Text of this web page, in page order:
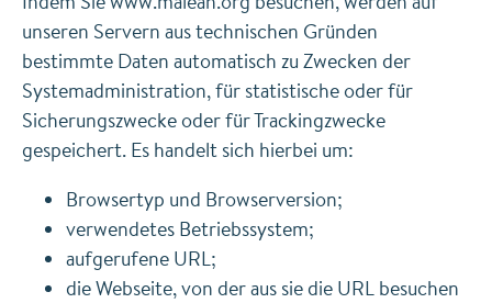
unseren Servern aus technischen Gründen
bestimmte Daten automatisch zu Zwecken der
Systemadministration, für statistische oder für
Sicherungszwecke oder für Trackingzwecke
gespeichert. Es handelt sich hierbei um:
Browsertyp und Browserversion;
verwendetes Betriebssystem;
aufgerufene URL;
die Webseite, von der aus sie die URL besuchen